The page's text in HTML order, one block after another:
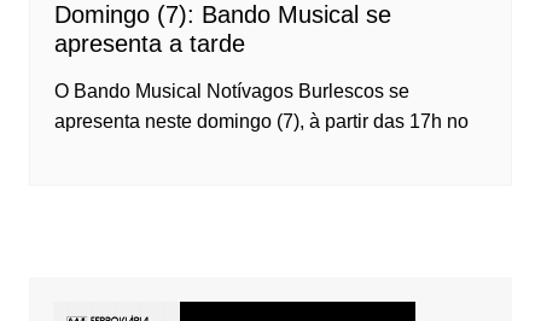
Domingo (7): Bando Musical se
apresenta a tarde
O Bando Musical Notívagos Burlescos se
apresenta neste domingo (7), à partir das 17h no